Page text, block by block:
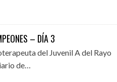
– DÍA 3
del Juvenil A del Rayo
de…